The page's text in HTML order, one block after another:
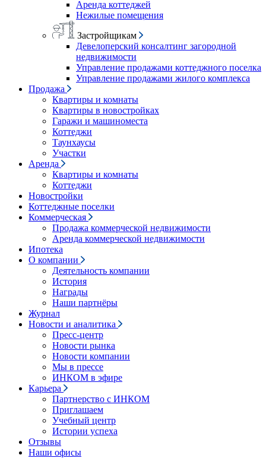
Аренда коттеджей
Нежилые помещения
Застройщикам
Девелоперский консалтинг загородной
недвижимости
Управление продажами коттеджного поселка
Управление продажами жилого комплекса
Продажа
Квартиры и комнаты
Квартиры в новостройках
Гаражи и машиноместа
Коттеджи
Таунхаусы
Участки
Аренда
Квартиры и комнаты
Коттеджи
Новостройки
Коттеджные поселки
Коммерческая
Продажа коммерческой недвижимости
Аренда коммерческой недвижимости
Ипотека
О компании
Деятельность компании
История
Награды
Наши партнёры
Журнал
Новости и аналитика
Пресс-центр
Новости рынка
Новости компании
Мы в прессе
ИНКОМ в эфире
Карьера
Партнерство с ИНКОМ
Приглашаем
Учебный центр
Истории успеха
Отзывы
Наши офисы